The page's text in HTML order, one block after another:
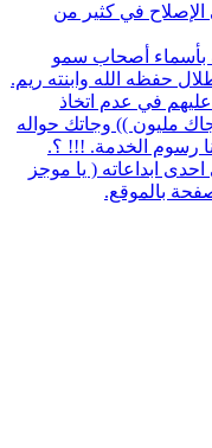
في كثير من
بأسماء أصحاب سمو
حفظه الله وابنته ريم.
في عدم اتخاذ
مليون )) وجاتك حواله
رسوم الخدمة. !!! ؟.
ابداعاته ( يا موجز
بالموقع.